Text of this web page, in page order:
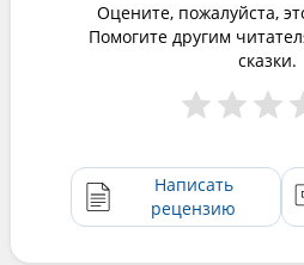
Оцените, пожалуйста,
Помогите другим
сказки.
Написать
рецензию